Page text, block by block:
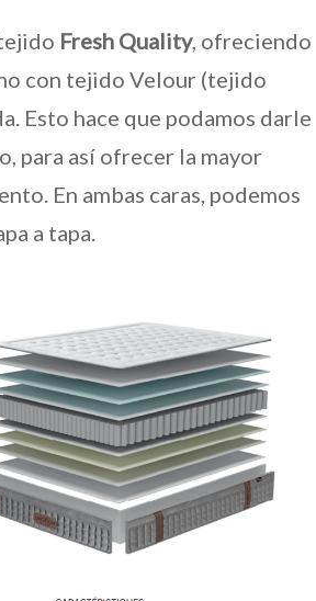
Fresh Quality, ofreciendo
con tejido Velour (tejido
Esto hace que podamos darle
para así ofrecer la mayor
En ambas caras, podemos
a tapa.